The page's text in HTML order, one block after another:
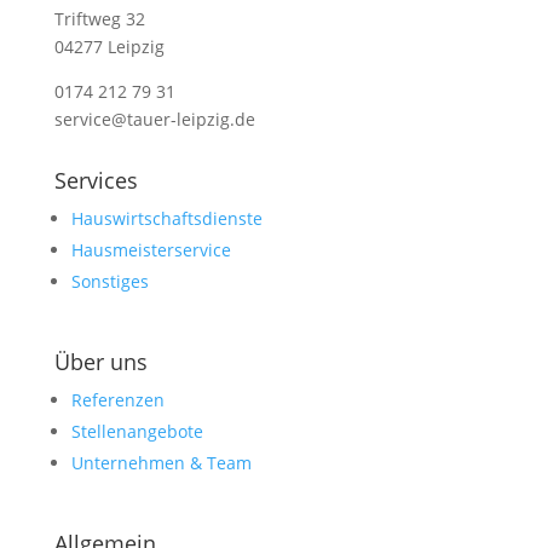
Triftweg 32
04277 Leipzig
0174 212 79 31
service@tauer-leipzig.de
Services
Hauswirtschaftsdienste
Hausmeisterservice
Sonstiges
Über uns
Referenzen
Stellenangebote
Unternehmen & Team